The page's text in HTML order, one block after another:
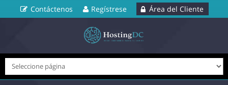
Contáctenos Regístrese Área del Cliente